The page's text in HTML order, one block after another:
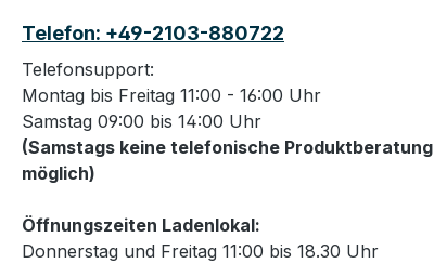
Telefon: +49-2103-880722
Telefonsupport:
Montag bis Freitag 11:00 - 16:00 Uhr
Samstag 09:00 bis 14:00 Uhr
(Samstags keine telefonische Produktberatung
möglich)
Öffnungszeiten Ladenlokal:
Donnerstag und Freitag 11:00 bis 18.30 Uhr